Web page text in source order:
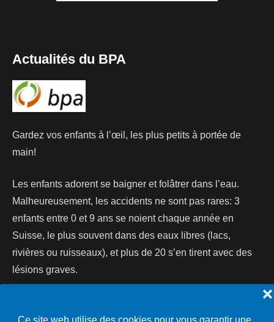
❌
Actualités du BPA
Gardez vos enfants à l’œil, les plus petits à portée de
main!
Les enfants adorent se baigner et folâtrer dans l’eau.
Malheureusement, les accidents ne sont pas rares: 3
enfants entre 0 et 9 ans se noient chaque année en
Suisse, le plus souvent dans des eaux libres (lacs,
rivières ou ruisseaux), et plus de 20 s’en tirent avec des
lésions graves.